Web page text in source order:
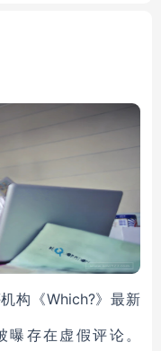
构《Which?》最新
存在虚假评论。